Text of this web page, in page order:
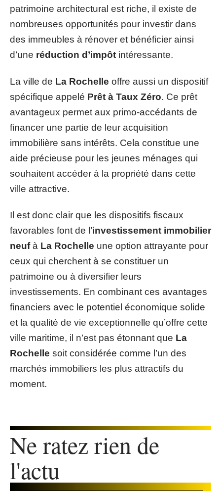
patrimoine architectural est riche, il existe de
nombreuses opportunités pour investir dans
des immeubles à rénover et bénéficier ainsi
d’une réduction d’impôt intéressante.
La ville de La Rochelle offre aussi un dispositif
spécifique appelé Prêt à Taux Zéro. Ce prêt
avantageux permet aux primo-accédants de
financer une partie de leur acquisition
immobilière sans intérêts. Cela constitue une
aide précieuse pour les jeunes ménages qui
souhaitent accéder à la propriété dans cette
ville attractive.
Il est donc clair que les dispositifs fiscaux
favorables font de l’investissement immobilier
neufà La Rochelle une option attrayante pour
ceux qui cherchent à se constituer un
patrimoine ou à diversifier leurs
investissements. En combinant ces avantages
financiers avec le potentiel économique solide
et la qualité de vie exceptionnelle qu’offre cette
ville maritime, il n’est pas étonnant que La
Rochelle soit considérée comme l’un des
marchés immobiliers les plus attractifs du
moment.
Ne ratez rien de
l'actu